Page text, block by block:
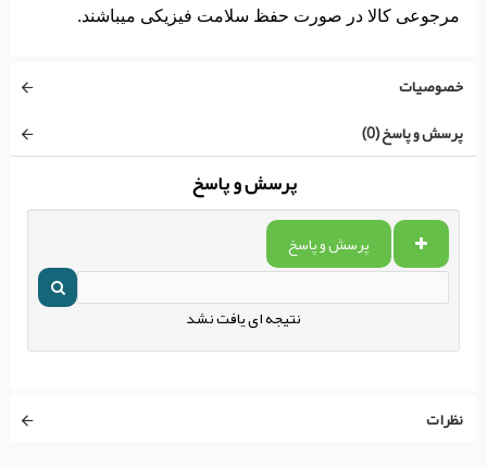
مرجوعی کالا در صورت حفظ سلامت فیزیکی میباشند.
خصوصیات
پرسش و پاسخ (0)
پرسش و پاسخ
پرسش و پاسخ
نتیجه ای یافت نشد
نظرات